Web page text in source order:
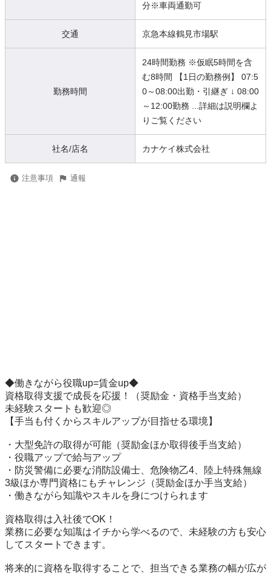
分※車両通勤可
交通 京急本線鶴見市場駅
勤務時間
24時間勤務 ※仮眠5時間を含
む8時間 【1日の勤務例】 07:5
0～08:00出勤・引継ぎ ↓ 08:00
～12:00勤務 ...詳細は説明欄よ
りご覧ください
社名/店名 カナケイ株式会社
注意事項 通報
◆働きながら役職up=賃金up◆
資格取得支援で成長を応援！（奨励金・資格手当支給）
未経験スタートも歓迎◎
【手当も付くからスキルアップが目指せる環境】
・大型免許の取得が可能（奨励金ほか取得後手当支給）
・役職アップで給与アップ
・防災警備に必要な消防設備士、危険物乙4、陸上特殊無線
3級ほか専門資格にもチャレンジ（奨励金ほか手当支給）
・働きながら知識やスキルを身につけられます
資格取得は入社後でOK！
業務に必要な知識はイチから学べるので、未経験の方も安心
してスタートできます。
将来的に資格を取得することで、担当できる業務の幅が広が